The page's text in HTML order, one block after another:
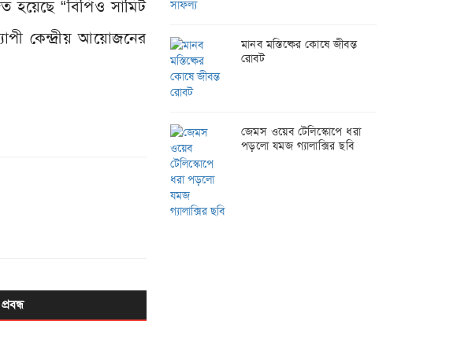
হয়েছে “বিপিও সামিট
কেন্দ্রীয় আয়োজনের
মানব মস্তিষ্কের কোষে জীবন্ত
রোবট
জেমস ওয়েব টেলিস্কোপে ধরা
পড়লো যমজ গ্যালাক্সির ছবি